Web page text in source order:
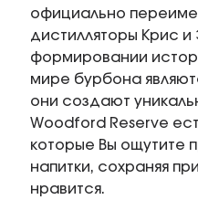
официально
дистилляторы Крис
формировании
мире бурбона
они создают
Woodford Reserve
которые Вы ощутите
напитки, сохраняя
нравится.